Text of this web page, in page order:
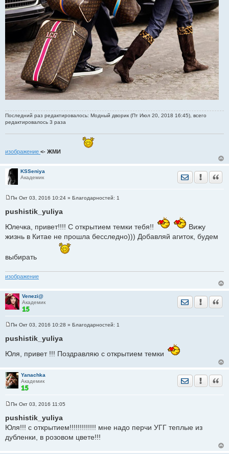
Последний раз редактировалось: Модный дворик (Пт Июл 20, 2018 16:45), всего
редактировалось 3 раза
изображение <- ЖМИ
KSSeniya
Академик
Отправить
о
щ
н
Пн Окт 03, 2016 10:24 » Благодарностей: 1
pushistik_yuliya
Юлечка, привет!!!! С открытием темки тебя!!
Вижу
жизнь в Китае не прошла бесследно))) Добавляй агиток, будем
выбирать
изображение
Venezi@
Академик
Отправить
о
щ
н
и
е
Пн Окт 03, 2016 10:28 » Благодарностей: 1
pushistik_yuliya
Юля, привет !!! Поздравляю с открытием темки
Yanachka
Академик
Отправить
о
б
е
Пн Окт 03, 2016 11:05
pushistik_yuliya
Юля!!! с открытием!!!!!!!!!!!!! мне надо перчи УГГ теплые из
дубленки, в розовом цвете!!!